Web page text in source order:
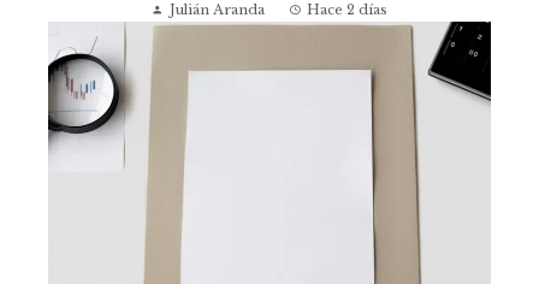
Julián Aranda Hace 2 días